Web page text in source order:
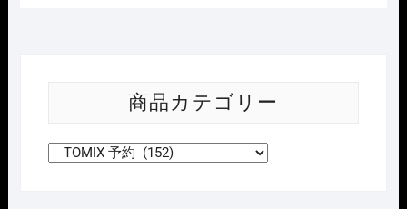
商品カテゴリー